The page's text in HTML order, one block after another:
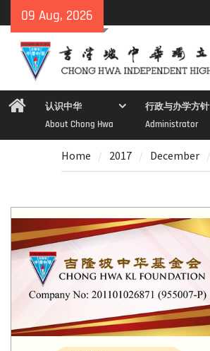
to
content
09 Aug, 2026
Home认识中华
About Chong Hwa
行政与办学方针
Administrator
Home 2017 December